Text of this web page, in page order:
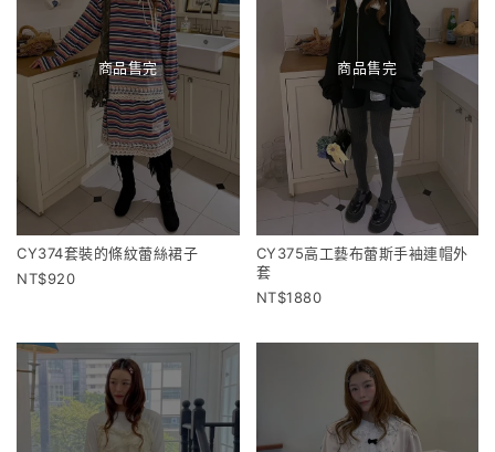
商品售完
CY374套裝的條紋蕾絲裙子
920
商品售完
CY375高工藝布蕾斯手袖連帽外
套
1880